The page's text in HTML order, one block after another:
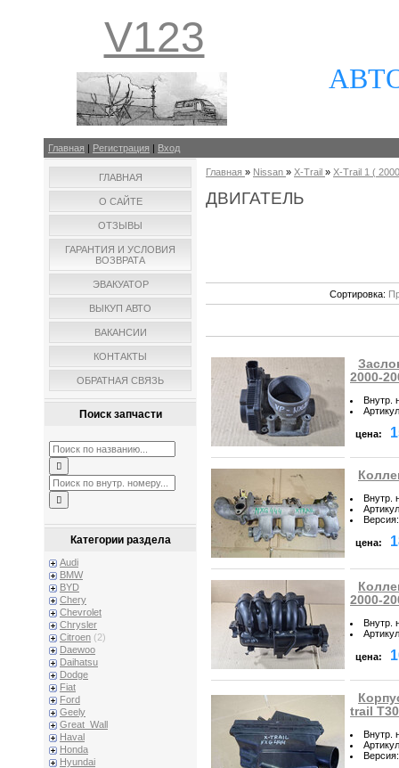
V123
Главная | Регистрация | Вход
ГЛАВНАЯ
О САЙТЕ
ОТЗЫВЫ
ГАРАНТИЯ И УСЛОВИЯ
ВОЗВРАТА
ЭВАКУАТОР
ВЫКУП АВТО
ВАКАНСИИ
КОНТАКТЫ
ОБРАТНАЯ СВЯЗЬ
Поиск запчасти
Категории раздела
Audi
BMW
BYD
Chery
Chevrolet
Chrysler
Citroen (2)
Daewoo
Daihatsu
Dodge
Fiat
Ford
Geely
Great_Wall
Haval
Honda
Hyundai
Главная » Nissan » X-Trail » X-Trail 1 (
ДВИГАТЕЛЬ
Сортировка:
2000-
Внутр.
Артикул
цена:
Внутр.
Артикул
Версия:
цена:
2000-
Внутр.
Артикул
цена:
trail T30
Внутр.
Артикул
Версия: